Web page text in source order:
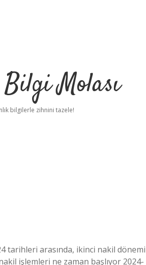
Molası
bilgilerle zihnini tazele!
tarihleri ​​arasında, ikinci nakil dönemi
işlemleri ne zaman başlıyor 2024-